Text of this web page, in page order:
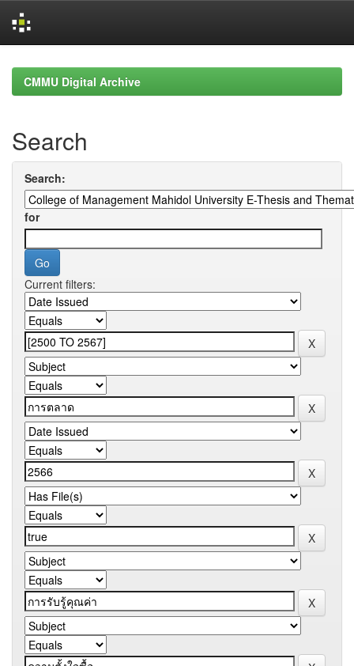
navigationCMMU Digital Archive
Search
Search:
for
Current filters: